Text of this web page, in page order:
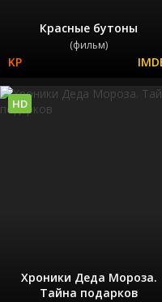
Красные бутоны
(фильм)
Хроники Деда Мороза.
Тайна подарков
HD